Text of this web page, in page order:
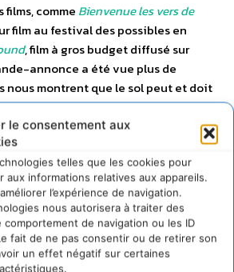
le consentement aux
telles que les cookies pour
aux informations relatives aux appareils.
l’expérience de navigation.
nous autorisera à traiter des
de navigation ou les ID
fait de ne pas consentir ou de retirer son
un effet négatif sur certaines
films, comme Bienvenue les vers de
film au festival des possibles en
, film à gros budget diffusé sur
annonce a été vue plus de
nous montrent que le sol peut et doit
sujet grand public.